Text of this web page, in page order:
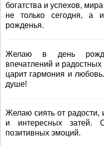
богатства и успехов,
не только сегодня, а
рожденья.
Желаю в день
впечатлений и
царит гармония и
душе!
Желаю сиять от радости,
и интересных затей.
позитивных эмоций.